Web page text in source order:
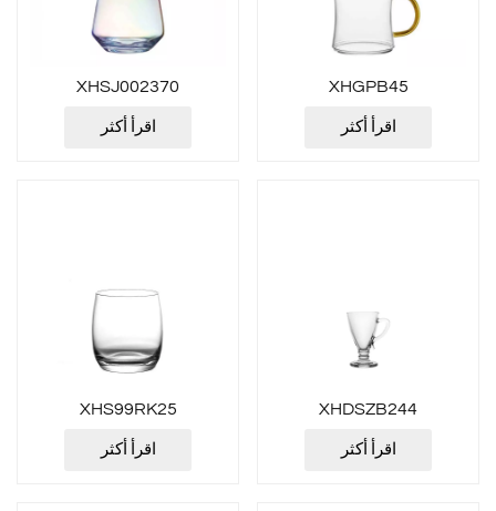
XHSJ002370
اقرأ أكثر
XHGPB45
اقرأ أكثر
XHS99RK25
اقرأ أكثر
XHDSZB244
اقرأ أكثر